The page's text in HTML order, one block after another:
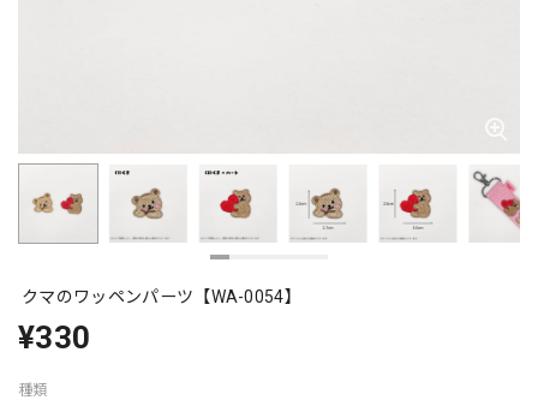
クマのワッペンパーツ【WA-0054】
¥330
種類